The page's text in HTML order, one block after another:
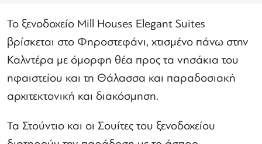
Το ξενοδοχείο Mill Houses Elegant Suites
βρίσκεται στο Φηροστεφάνι, χτισμένο πάνω στην
Καλντέρα με όμορφη θέα προς τα νησάκια του
ηφαιστείου και τη Θάλασσα και παραδοσιακή
αρχιτεκτονική και διακόσμηση.
Τα Στούντιο και οι Σουίτες του ξενοδοχείου